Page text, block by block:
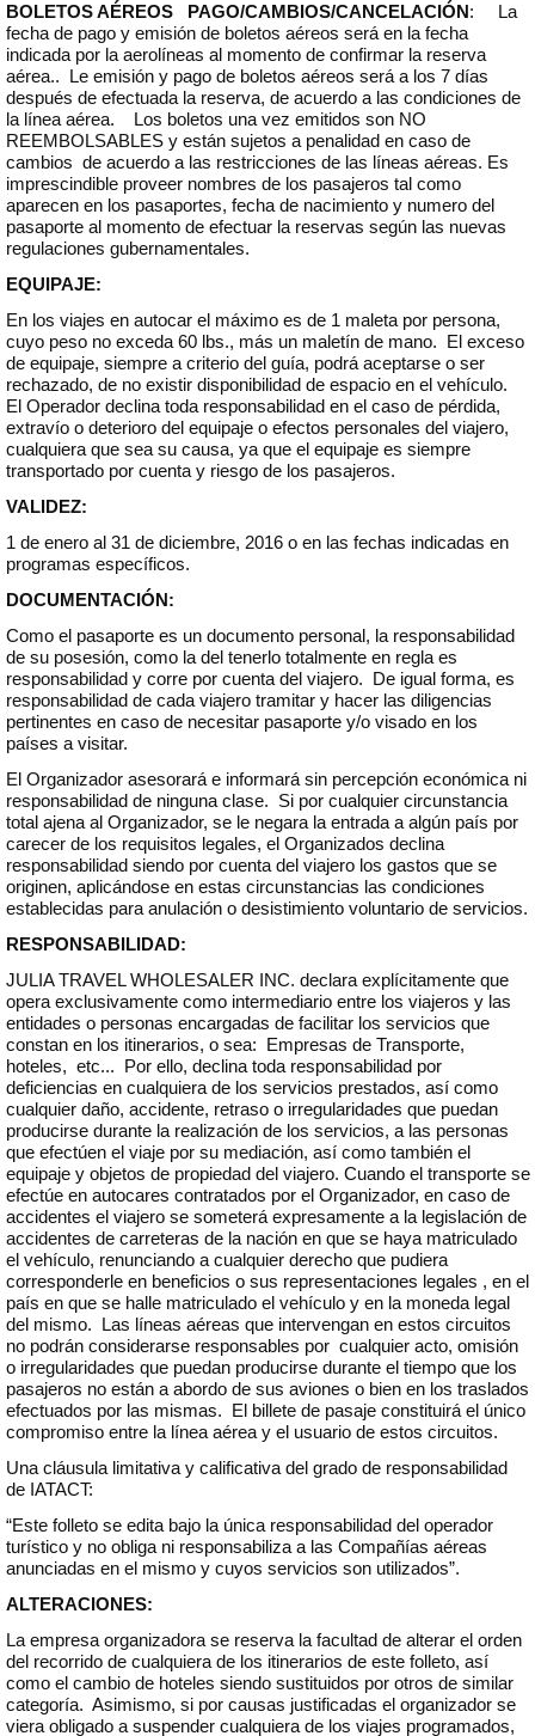
BOLETOS AÉREOS PAGO/CAMBIOS/CANCELACIÓN: La
fecha de pago y emisión de boletos aéreos será en la fecha
indicada por la aerolíneas al momento de confirmar la reserva
aérea.. Le emisión y pago de boletos aéreos será a los 7 días
después de efectuada la reserva, de acuerdo a las condiciones de
la línea aérea. Los boletos una vez emitidos son NO
REEMBOLSABLES y están sujetos a penalidad en caso de
cambios de acuerdo a las restricciones de las líneas aéreas. Es
imprescindible proveer nombres de los pasajeros tal como
aparecen en los pasaportes, fecha de nacimiento y numero del
pasaporte al momento de efectuar la reservas según las nuevas
regulaciones gubernamentales.
EQUIPAJE:
En los viajes en autocar el máximo es de 1 maleta por persona,
cuyo peso no exceda 60 lbs., más un maletín de mano. El exceso
de equipaje, siempre a criterio del guía, podrá aceptarse o ser
rechazado, de no existir disponibilidad de espacio en el vehículo.
El Operador declina toda responsabilidad en el caso de pérdida,
extravío o deterioro del equipaje o efectos personales del viajero,
cualquiera que sea su causa, ya que el equipaje es siempre
transportado por cuenta y riesgo de los pasajeros.
VALIDEZ:
1 de enero al 31 de diciembre, 2016 o en las fechas indicadas en
programas específicos.
DOCUMENTACIÓN:
Como el pasaporte es un documento personal, la responsabilidad
de su posesión, como la del tenerlo totalmente en regla es
responsabilidad y corre por cuenta del viajero. De igual forma, es
responsabilidad de cada viajero tramitar y hacer las diligencias
pertinentes en caso de necesitar pasaporte y/o visado en los
países a visitar.
El Organizador asesorará e informará sin percepción económica ni
responsabilidad de ninguna clase. Si por cualquier circunstancia
total ajena al Organizador, se le negara la entrada a algún país por
carecer de los requisitos legales, el Organizados declina
responsabilidad siendo por cuenta del viajero los gastos que se
originen, aplicándose en estas circunstancias las condiciones
establecidas para anulación o desistimiento voluntario de servicios.
RESPONSABILIDAD:
JULIA TRAVEL WHOLESALER INC. declara explícitamente que
opera exclusivamente como intermediario entre los viajeros y las
entidades o personas encargadas de facilitar los servicios que
constan en los itinerarios, o sea: Empresas de Transporte,
hoteles, etc... Por ello, declina toda responsabilidad por
deficiencias en cualquiera de los servicios prestados, así como
cualquier daño, accidente, retraso o irregularidades que puedan
producirse durante la realización de los servicios, a las personas
que efectúen el viaje por su mediación, así como también el
equipaje y objetos de propiedad del viajero. Cuando el transporte se
efectúe en autocares contratados por el Organizador, en caso de
accidentes el viajero se someterá expresamente a la legislación de
accidentes de carreteras de la nación en que se haya matriculado
el vehículo, renunciando a cualquier derecho que pudiera
corresponderle en beneficios o sus representaciones legales , en el
país en que se halle matriculado el vehículo y en la moneda legal
del mismo. Las líneas aéreas que intervengan en estos circuitos
no podrán considerarse responsables por cualquier acto, omisión
o irregularidades que puedan producirse durante el tiempo que los
pasajeros no están a abordo de sus aviones o bien en los traslados
efectuados por las mismas. El billete de pasaje constituirá el único
compromiso entre la línea aérea y el usuario de estos circuitos.
Una cláusula limitativa y calificativa del grado de responsabilidad
de IATACT:
“Este folleto se edita bajo la única responsabilidad del operador
turístico y no obliga ni responsabiliza a las Compañías aéreas
anunciadas en el mismo y cuyos servicios son utilizados”.
ALTERACIONES:
La empresa organizadora se reserva la facultad de alterar el orden
del recorrido de cualquiera de los itinerarios de este folleto, así
como el cambio de hoteles siendo sustituidos por otros de similar
categoría. Asimismo, si por causas justificadas el organizador se
viera obligado a suspender cualquiera de los viajes programados,